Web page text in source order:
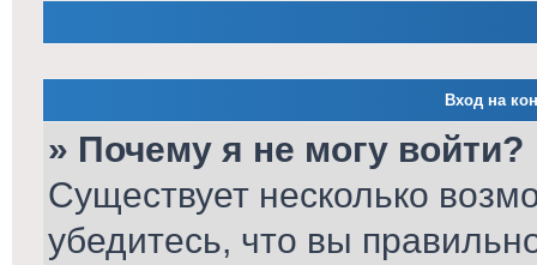
Вход на
» Почему я не могу войти?
Существует несколько
убедитесь, что вы